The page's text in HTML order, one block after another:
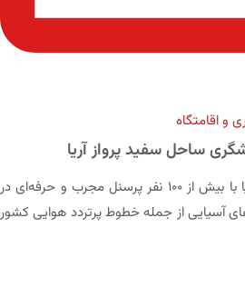
و اقامتگاه
ساحل سفید پرواز آریا
مجموعه ساحل سفید پرواز آریا با بیش از ۱۰۰ نفر پرسنل مجرب و حرفه‌ای در
آسیایی از جمله خطوط پرتردد هوایی کشور